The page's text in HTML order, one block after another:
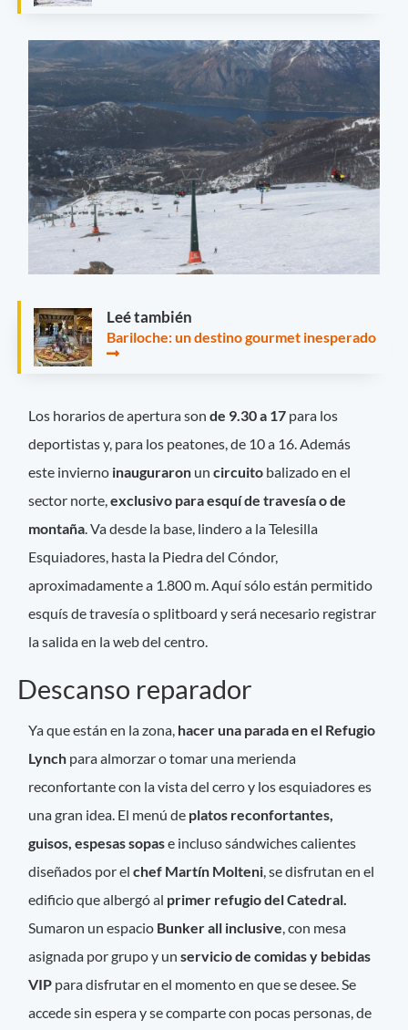
Leé también
Bariloche: un destino gourmet inesperado
Los horarios de apertura sonde 9.30 a 17 para los
deportistas y, para los peatones, de 10 a 16. Además
este invierno inauguraron uncircuito balizado en el
sector norte,exclusivo para esquí de travesía o de
montaña . Va desde la base, lindero a la Telesilla
Esquiadores, hasta la Piedra del Cóndor,
aproximadamente a 1.800 m. Aquí sólo están permitido
esquís de travesía o splitboard y será necesario registrar
la salida en la web del centro.
Descanso reparador
Ya que están en la zona, hacer una parada en el Refugio
Lynch para almorzar o tomar una merienda
reconfortante con la vista del cerro y los esquiadores es
una gran idea. El menú de platos reconfortantes,
guisos, espesas sopase incluso sándwiches calientes
diseñados por el chef Martín Molteni , se disfrutan en el
edificio que albergó al primer refugio del Catedral.
Sumaron un espacio Bunker all inclusive , con mesa
asignada por grupo y unservicio de comidas y bebidas
VIP para disfrutar en el momento en que se desee. Se
accede sin espera y se comparte con pocas personas, de